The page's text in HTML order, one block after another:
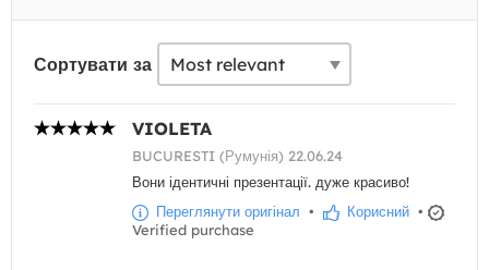
Сортувати за
VIOLETA
BUCURESTI (Румунія) 22.06.24
Вони ідентичні презентації. дуже красиво!
Переглянути оригінал • Корисний •
Verified purchase